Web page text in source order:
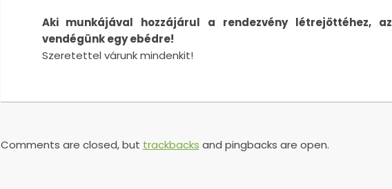
Aki munkájával hozzájárul a rendezvény létrejöttéhez, az
vendégünk egy ebédre!
Szeretettel várunk mindenkit!
Comments are closed, but trackbacks and pingbacks are open.